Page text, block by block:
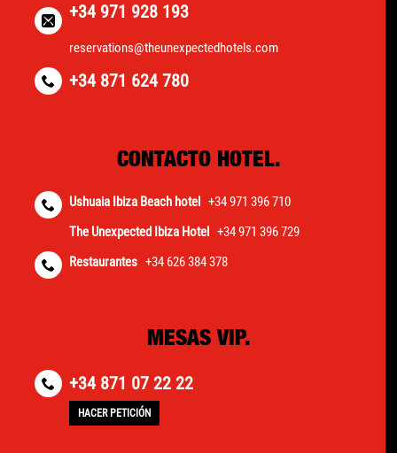
+34 971 928 193
reservations@theunexpectedhotels.com
+34 871 624 780
CONTACTO HOTEL.
Ushuaia Ibiza Beach hotel
+34 971 396 710
The Unexpected Ibiza Hotel
+34 971 396 729
Restaurantes +34 626 384 378
MESAS VIP.
+34 871 07 22 22
HACER PETICIÓN